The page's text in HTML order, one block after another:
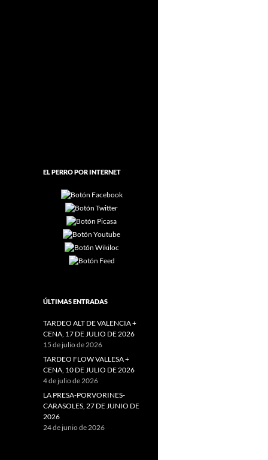
EL PERRO POR INTERNET
ÚLTIMAS ENTRADAS
TARDEO ALT DE VALENCIA +
CENA, 17 DE JULIO DE 2026
15 de julio de 2026
TARDEO FLOW VALLESA +
CENA, 10 DE JULIO DE 2026
4 de julio de 2026
LA PRESA-PORVORINES-
CARASOLES, 27 DE JUNIO DE
2026
24 de junio de 2026